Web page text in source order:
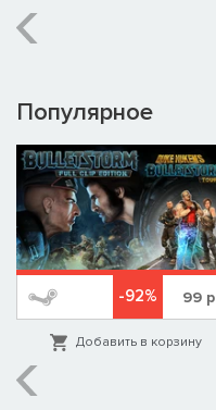
Популярное
-92% 99р
Добавить в корзину